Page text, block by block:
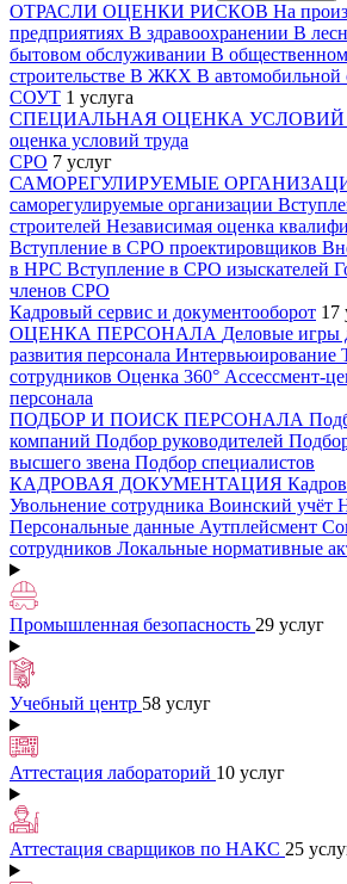
ОТРАСЛИ ОЦЕНКИ РИСКОВ На
предприятиях В здравоохранении В
бытовом обслуживании В
строительстве В ЖКХ В автомобильной
СОУТ 1 услуга
СПЕЦИАЛЬНАЯ ОЦЕНКА УСЛОВИЙ
оценка условий труда
СРО 7 услуг
САМОРЕГУЛИРУЕМЫЕ
саморегулируемые организации
строителей Независимая оценка
Вступление в СРО проектировщиков
в НРС Вступление в СРО изыскателей
членов СРО
Кадровый сервис и документооборот 17
ОЦЕНКА ПЕРСОНАЛА Деловые игры
развития персонала Интервьюирование
сотрудников Оценка 360° Ассессмент-
персонала
ПОДБОР И ПОИСК ПЕРСОНАЛА
компаний Подбор руководителей
высшего звена Подбор специалистов
КАДРОВАЯ ДОКУМЕНТАЦИЯ
Увольнение сотрудника Воинский учёт
Персональные данные Аутплейсмент
сотрудников Локальные нормативные
Промышленная безопасность 29 услуг
Учебный центр 58 услуг
Аттестация лабораторий 10 услуг
Аттестация сварщиков по НАКС 25